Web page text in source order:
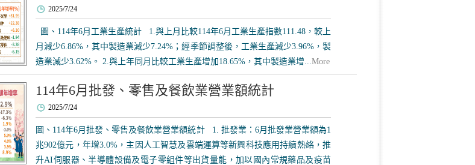
2025/7/24
圖、114年6月工業生產統計 1.與上月比較114年6月工業生產指數111.48，較上
月減少6.86%，其中製造業減少7.24%；經季節調整後，工業生產減少3.96%，製
造業減少3.62%。 2.與上年同月比較工業生產增加18.65%，其中製造業增...More
114年6月批發、零售及餐飲業營業額統計
2025/7/24
圖、114年6月批發、零售及餐飲業營業額統計 1. 批發業：6月批發業營業額為1
兆902億元，年增3.0%，主因人工智慧及雲端運算等新興科技應用持續熱絡，推
升AI伺服器、半導體設備及電子零組件等出貨量能，加以國內常規藥品及疫苗